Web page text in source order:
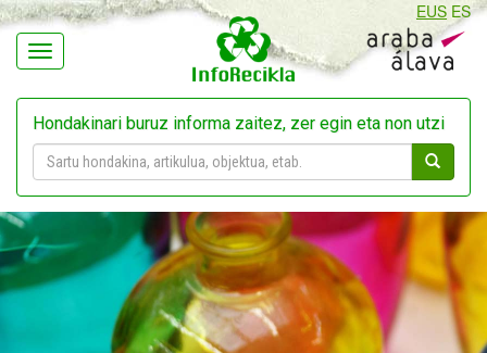
Navegación
EUS ES
Hondakinari buruz informa zaitez, zer egin eta non utzi